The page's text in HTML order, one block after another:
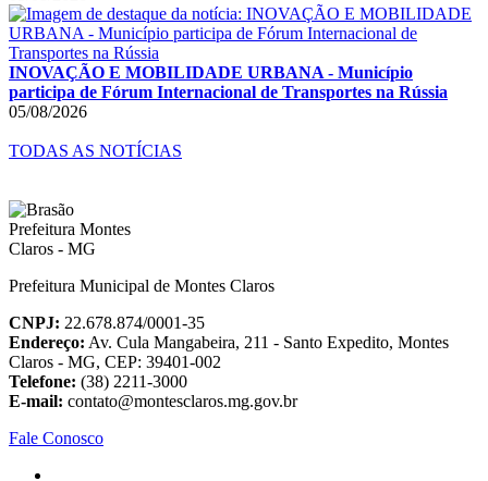
INOVAÇÃO E MOBILIDADE URBANA - Município
participa de Fórum Internacional de Transportes na Rússia
05/08/2026
TODAS AS NOTÍCIAS
Prefeitura Municipal de Montes Claros
CNPJ: 22.678.874/0001-35
Endereço: Av. Cula Mangabeira, 211 - Santo Expedito, Montes
Claros - MG, CEP: 39401-002
Telefone: (38) 2211-3000
E-mail: contato@montesclaros.mg.gov.br
Fale Conosco